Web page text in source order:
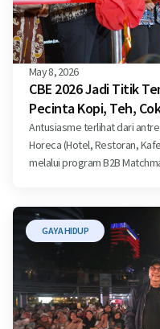
May 8, 2026
CBE 2026 Jadi Titik
Pecinta Kopi, Teh,
Antusiasme terlihat dari
Horeca (Hotel, Restoran,
melalui program B2B
GAYA HIDUP